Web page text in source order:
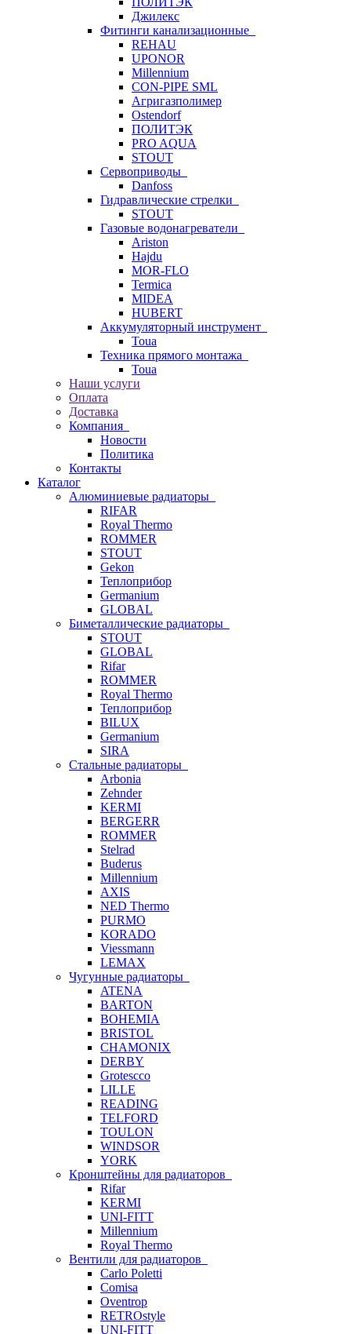
Джилекс
Фитинги канализационные
REHAU
UPONOR
Millennium
CON-PIPE SML
Агригазполимер
Ostendorf
ПОЛИТЭК
PRO AQUA
STOUT
Сервоприводы
Danfoss
Гидравлические стрелки
STOUT
Газовые водонагреватели
Ariston
Hajdu
MOR-FLO
Termica
MIDEA
HUBERT
Аккумуляторный инструмент
Toua
Техника прямого монтажа
Toua
Наши услуги
Оплата
Доставка
Компания
Новости
Политика
Контакты
Каталог
Алюминиевые радиаторы
RIFAR
Royal Thermo
ROMMER
STOUT
Gekon
Теплоприбор
Germanium
GLOBAL
Биметаллические радиаторы
STOUT
GLOBAL
Rifar
ROMMER
Royal Thermo
Теплоприбор
BILUX
Germanium
SIRA
Стальные радиаторы
Arbonia
Zehnder
KERMI
BERGERR
ROMMER
Stelrad
Buderus
Millennium
AXIS
NED Thermo
PURMO
KORADO
Viessmann
LEMAX
Чугунные радиаторы
ATENA
BARTON
BOHEMIA
BRISTOL
CHAMONIX
DERBY
Grotescco
LILLE
READING
TELFORD
TOULON
WINDSOR
YORK
Кронштейны для радиаторов
Rifar
KERMI
UNI-FITT
Millennium
Royal Thermo
Вентили для радиаторов
Carlo Poletti
Comisa
Oventrop
RETROstyle
UNI-FITT